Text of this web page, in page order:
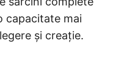
capacitate mai
și creație.